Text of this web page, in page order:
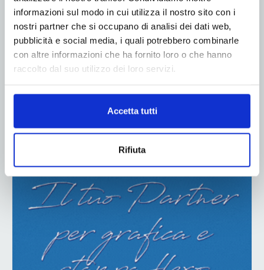
informazioni sul modo in cui utilizza il nostro sito con i
nostri partner che si occupano di analisi dei dati web,
pubblicità e social media, i quali potrebbero combinarle
con altre informazioni che ha fornito loro o che hanno
raccolto dal suo utilizzo dei loro servizi.
Accetta tutti
Rifiuta